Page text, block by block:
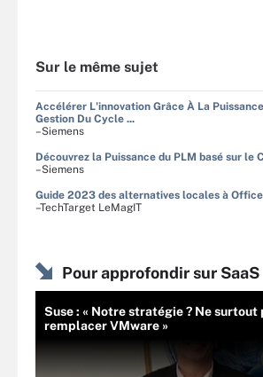
Sur le même sujet
Accélérer L'innovation Grâce À La
Gestion Du Cycle ...
–Siemens
Découvrez la Puissance du PLM basé sur le
–Siemens
Guide 2023 des alternatives locales à
–TechTarget LeMagIT
Pour approfondir sur SaaS
Suse : « Notre stratégie ? Ne surtout
remplacer VMware »